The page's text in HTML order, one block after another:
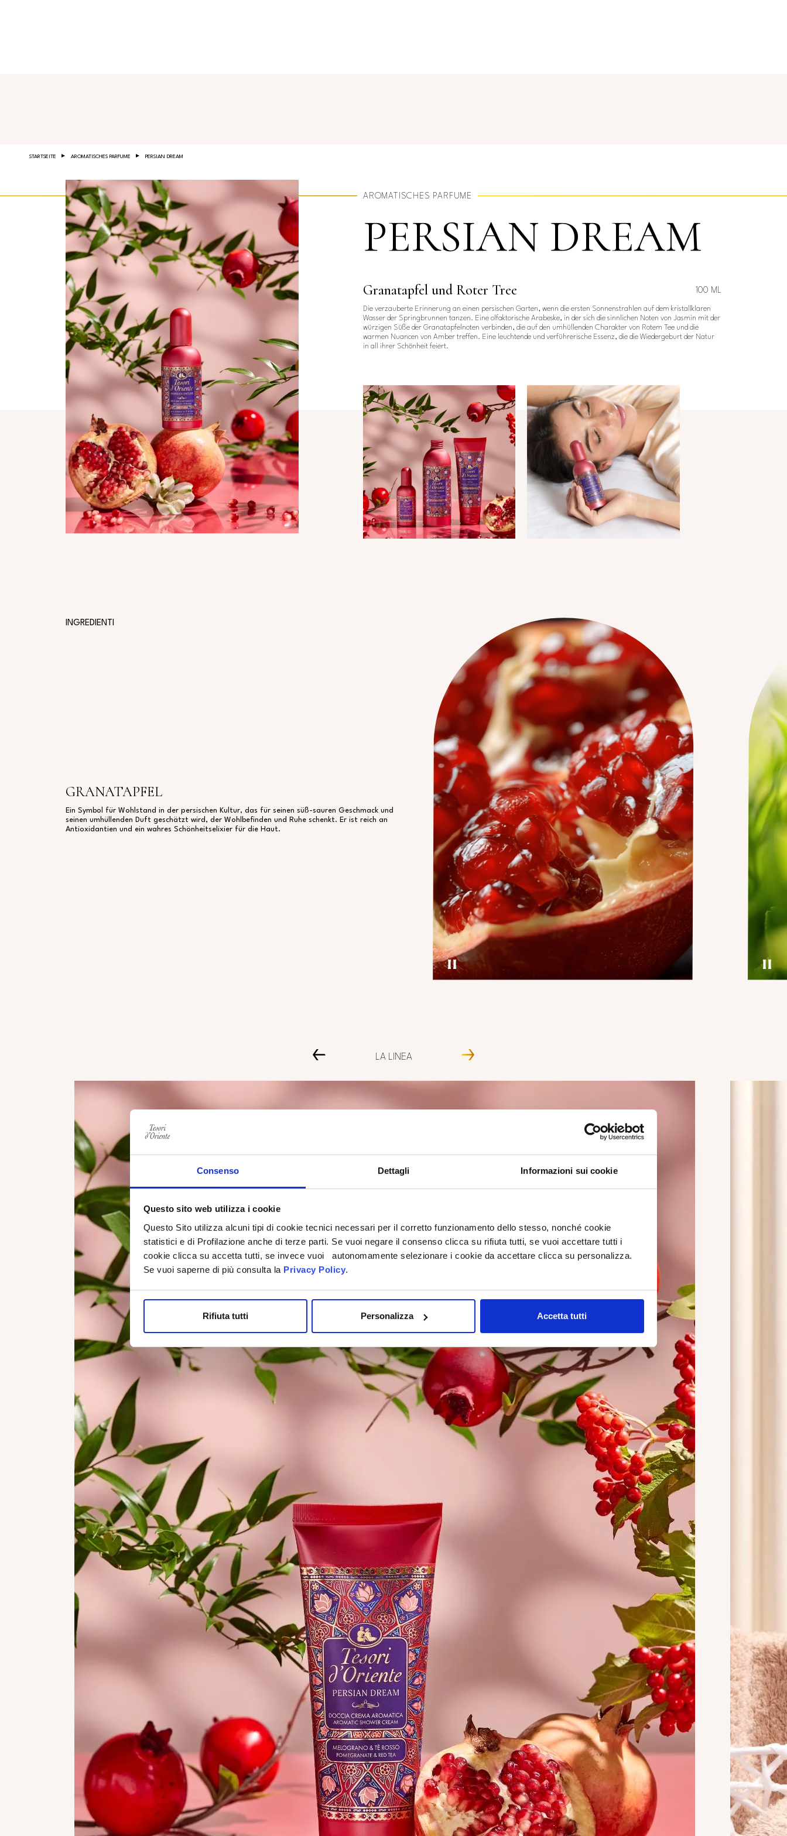
Consenso Dettagli Informazioni sui cookie
Questo sito web utilizza i cookie
Questo Sito utilizza alcuni tipi di cookie tecnici necessari per il corretto funzionamento dello stesso, nonché cookie
statistici e di Profilazione anche di terze parti. Se vuoi negare il consenso clicca su rifiuta tutti, se vuoi accettare tutti i
cookie clicca su accetta tutti, se invece vuoi autonomamente selezionare i cookie da accettare clicca su personalizza.
Se vuoi saperne di più consulta la Privacy Policy.
Rifiuta tutti Personalizza Accetta tutti
STARTSEITE AROMATISCHES PARFUME PERSIAN DREAM
AROMATISCHES PARFUME
PERSIAN DREAM
Granatapfel und Roter Tree 100 ML
Die verzauberte Erinnerung an einen persischen Garten, wenn die ersten Sonnenstrahlen auf dem kristallklaren
Wasser der Springbrunnen tanzen. Eine olfaktorische Arabeske, in der sich die sinnlichen Noten von Jasmin mit der
würzigen Süße der Granatapfelnoten verbinden, die auf den umhüllenden Charakter von Rotem Tee und die
warmen Nuancen von Amber treffen. Eine leuchtende und verführerische Essenz, die die Wiedergeburt der Natur
in all ihrer Schönheit feiert.
INGREDIENTI
GRANATAPFEL
Ein Symbol für Wohlstand in der persischen Kultur, das für seinen süß-sauren Geschmack und
seinen umhüllenden Duft geschätzt wird, der Wohlbefinden und Ruhe schenkt. Er ist reich an
Antioxidantien und ein wahres Schönheitselixier für die Haut.
LA LINEA